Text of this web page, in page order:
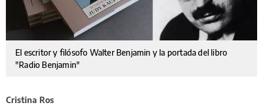
El escritor y filósofo Walter Benjamin y la portada del libro
"Radio Benjamin"
Cristina Ros